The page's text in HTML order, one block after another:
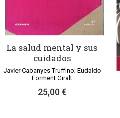
La salud mental y sus
cuidados
Javier Cabanyes Truffino; Eudaldo
Forment Giralt
25,00 €